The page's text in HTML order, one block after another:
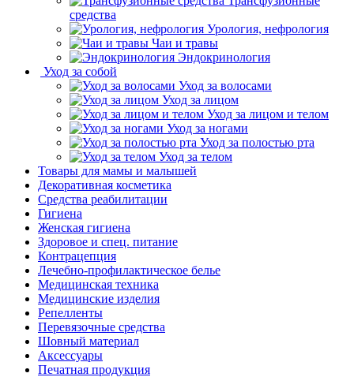
средства
Урология, нефрология
Чаи и травы
Эндокринология
Уход за собой
Уход за волосами
Уход за лицом
Уход за лицом и телом
Уход за ногами
Уход за полостью рта
Уход за телом
Товары для мамы и малышей
Декоративная косметика
Средства реабилитации
Гигиена
Женская гигиена
Здоровое и спец. питание
Контрацепция
Лечебно-профилактическое белье
Медицинская техника
Медицинские изделия
Репелленты
Перевязочные средства
Шовный материал
Аксессуары
Печатная продукция